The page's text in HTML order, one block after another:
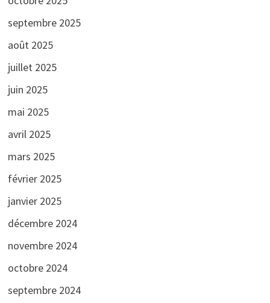
septembre 2025
août 2025
juillet 2025
juin 2025
mai 2025
avril 2025
mars 2025
février 2025
janvier 2025
décembre 2024
novembre 2024
octobre 2024
septembre 2024